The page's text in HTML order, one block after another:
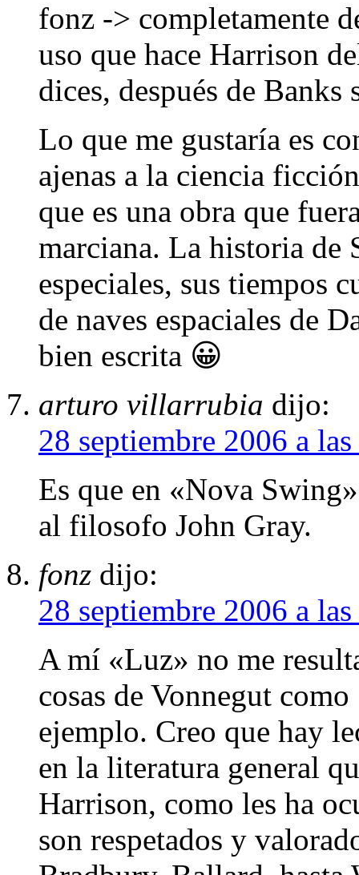
fonz -> completamente
uso que hace Harrison
dices, después de Banks
Lo que me gustaría es
ajenas a la ciencia
que es una obra que
marciana. La historia de
especiales, sus tiempos
de naves espaciales de
bien escrita 😀
arturo villarrubia dijo:
28 septiembre 2006 a
Es que en «Nova
al filosofo John Gray.
fonz dijo:
28 septiembre 2006 a
A mí «Luz» no me
cosas de Vonnegut
ejemplo. Creo que hay
en la literatura general
Harrison, como les ha
son respetados y